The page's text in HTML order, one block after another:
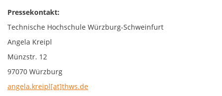
Pressekontakt:
Technische Hochschule Würzburg-Schweinfurt
Angela Kreipl
Münzstr. 12
97070 Würzburg
angela.kreipl[at]thws.de